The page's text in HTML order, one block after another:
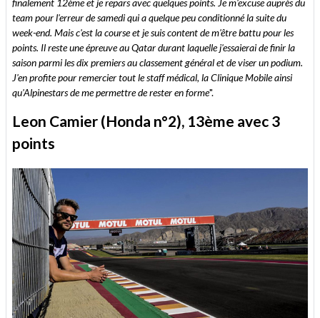
finalement 12ème et je repars avec quelques points. Je m'excuse auprès du
team pour l'erreur de samedi qui a quelque peu conditionné la suite du
week-end. Mais c'est la course et je suis content de m'être battu pour les
points. Il reste une épreuve au Qatar durant laquelle j'essaierai de finir la
saison parmi les dix premiers au classement général et de viser un podium.
J'en profite pour remercier tout le staff médical, la Clinique Mobile ainsi
qu'Alpinestars de me permettre de rester en forme".
Leon Camier (Honda n°2), 13ème avec 3
points